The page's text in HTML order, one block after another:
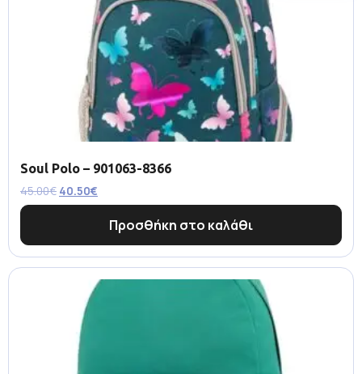
Soul Polo – 901063-8366
45.00€ 40.50€
Προσθήκη στο καλάθι